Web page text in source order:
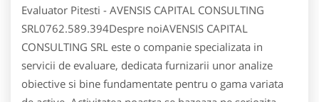
Evaluator Pitesti - AVENSIS CAPITAL CONSULTING
SRL0762.589.394Despre noiAVENSIS CAPITAL
CONSULTING SRL este o companie specializata in
servicii de evaluare, dedicata furnizarii unor analize
obiective si bine fundamentate pentru o gama variata